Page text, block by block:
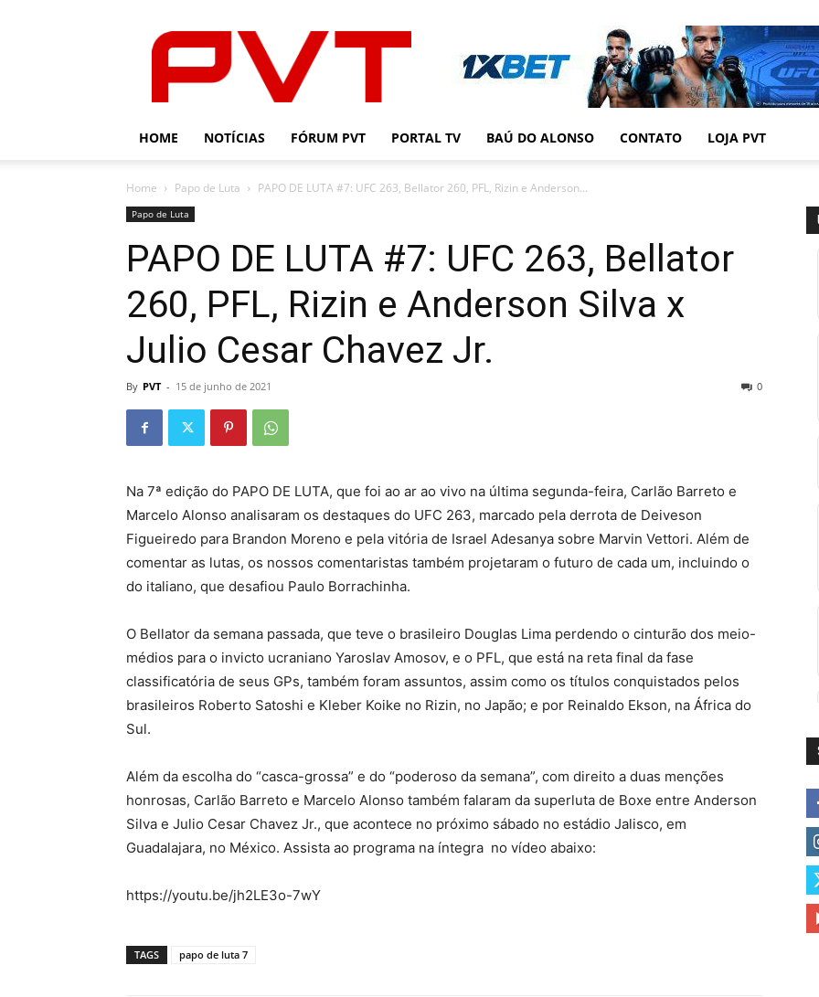
HOME NOTÍCIAS FÓRUM PVT PORTAL TV BAÚ DO ALONSO CONTATO LOJA PVT
Home Papo de Luta PAPO DE LUTA #7: UFC 263, Bellator 260, PFL, Rizin e Anderson...
Papo de Luta
PAPO DE LUTA #7: UFC 263, Bellator
260, PFL, Rizin e Anderson Silva x
Julio Cesar Chavez Jr.
By PVT - 15 de junho de 2021 0
Na 7ª edição do PAPO DE LUTA, que foi ao ar ao vivo na última segunda-feira, Carlão Barreto e
Marcelo Alonso analisaram os destaques do UFC 263, marcado pela derrota de Deiveson
Figueiredo para Brandon Moreno e pela vitória de Israel Adesanya sobre Marvin Vettori. Além de
comentar as lutas, os nossos comentaristas também projetaram o futuro de cada um, incluindo o
do italiano, que desafiou Paulo Borrachinha.
O Bellator da semana passada, que teve o brasileiro Douglas Lima perdendo o cinturão dos meio-
médios para o invicto ucraniano Yaroslav Amosov, e o PFL, que está na reta final da fase
classificatória de seus GPs, também foram assuntos, assim como os títulos conquistados pelos
brasileiros Roberto Satoshi e Kleber Koike no Rizin, no Japão; e por Reinaldo Ekson, na África do
Sul.
Além da escolha do “casca-grossa” e do “poderoso da semana”, com direito a duas menções
honrosas, Carlão Barreto e Marcelo Alonso também falaram da superluta de Boxe entre Anderson
Silva e Julio Cesar Chavez Jr., que acontece no próximo sábado no estádio Jalisco, em
Guadalajara, no México. Assista ao programa na íntegra no vídeo abaixo:
https://youtu.be/jh2LE3o-7wY
TAGS papo de luta 7